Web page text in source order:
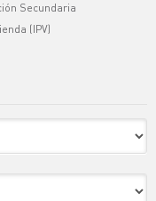
Secundaria
(IPV)